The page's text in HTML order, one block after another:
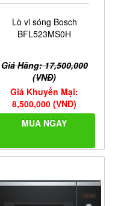
Lò vi sóng Bosch
BFL523MS0H
Giá Hãng: 17,500,000
(VNĐ)
Giá Khuyến Mại:
8,500,000 (VNĐ)
MUA NGAY